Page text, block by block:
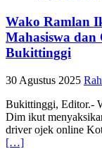
Wako Ramlan
Mahasiswa dan
Bukittinggi
30 Agustus 2025
Bukittinggi, Editor.-
Dim ikut
driver ojek online
[…]